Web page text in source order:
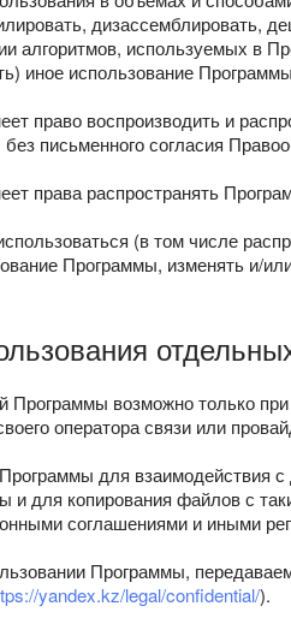
алгоритмов, используемых в
иное использование
право воспроизводить и
письменного согласия
права распространять
(в том числе
Программы, изменять и/
возможно только
оператора связи или
для взаимодействия
и для копирования файлов с
соглашениями и иными
Программы,
yandex.kz/legal/confidential/).